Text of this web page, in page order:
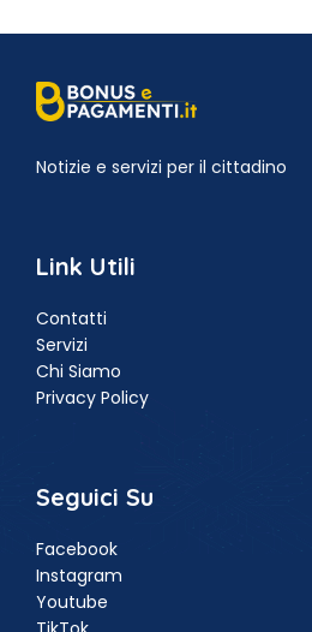
Notizie e servizi per il cittadino
Link Utili
Contatti
Servizi
Chi Siamo
Privacy Policy
Seguici Su
Facebook
Instagram
Youtube